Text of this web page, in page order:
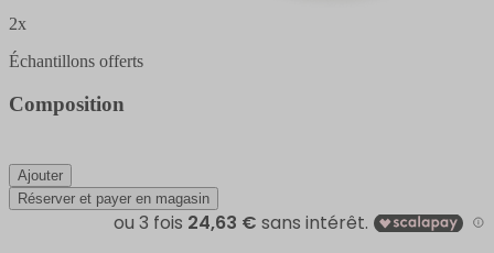
2x
Échantillons offerts
Composition
Ajouter
Réserver et payer en magasin